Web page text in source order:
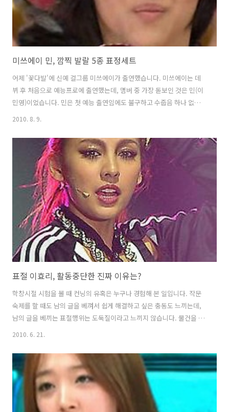
미쓰에이 민, 깜찍 발랄 5종 표정세트
어제 '꽃다발'에 신예 걸그룹 미쓰에이가 출연했습니다. 미쓰에이는 데
뷔 후 처음으로 예능프로에 출연했는데, 맴버 중 가장 돋보인 것은 민(이
민영)이었습니다. 민은 첫 예능 출연임에도 불구하고 수줍음 하나 없이
무대로 나와 시크릿의 징거와 골반댄스 대결을 펼쳤습니다. 징거는 첫 회
파워플하고 재미있는 춤으로 인기를 끌었습니다. 어제 3회째도 징거가
나와 골반댄스를 추었습니다. 다시 봐도 징거의 댄스는 힘이 넘치고 코믹
합니다. 징거의 댄스에 이어 MC 김용만이 징거와 대적할 사람이 없냐고
하자, 미쓰에이의 민이 나왔습니다. 민은 무대로 나와 다소 수줍음을 타
는 듯 하더니 음악이 나오자, 거침없이 춤을 추었습니다. 민은 마치 오늘
을 기다렸다는..
2010. 8. 9.
표절 이효리, 활동중단한 진짜 이유는?
학창시절 시험을 볼 때 컨닝의 유혹은 누구나 경험해 본 일입니다. 작문
숙제를 할 때도 남의 글을 베껴서 쉽게 해결하고 싶은 충동도 느끼는데,
남의 글을 베끼는 표절행위는 도둑질이라고 느끼지 않습니다. 물건을 훔
치는 것 뿐만 아니라 남의 창작물을 표절하는 것은 엄연한 범죄행위입니
표절 사실을 인정했습니다. 그러자 그녀의 표절 사실을 인정한 것을 두고
'쿨하다', '그 용기에 감탄한다'는 반응을 보이고 있는데 참 이상한 일입
니다. 도둑질을 해 놓고 '나 도둑질 했다'고 잘못을 시인한 것이 어떻게
쿨하고 용기있는 일인지요? 그것도 버티고 버티다가 이제는 더 이상 어
쩔 수 없는 상황에 이르자, 두 손을 둔 셈입니다. 그것도 법적인..
2010. 6. 21.